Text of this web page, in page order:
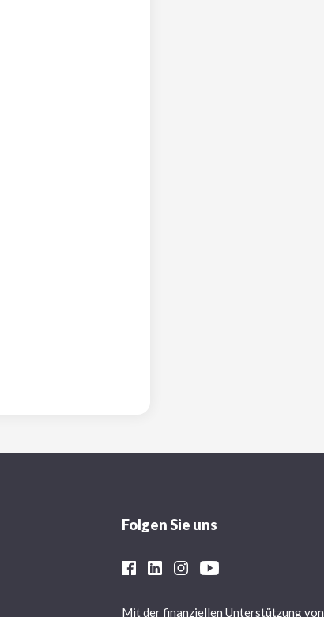
Folgen Sie uns
Mit der finanziellen Unterstützung von